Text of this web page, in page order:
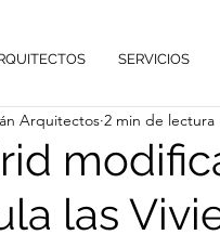
SERVICIOS
las
Arquitectos 2 min de lectura